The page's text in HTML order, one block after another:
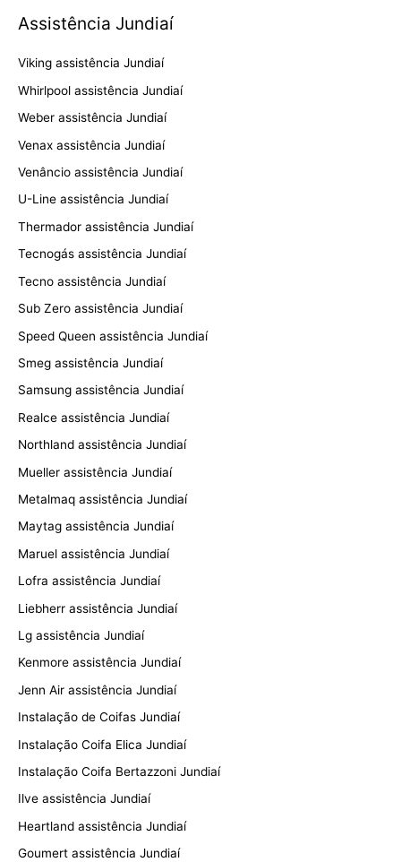
Assistência Jundiaí
Viking assistência Jundiaí
Whirlpool assistência Jundiaí
Weber assistência Jundiaí
Venax assistência Jundiaí
Venâncio assistência Jundiaí
U-Line assistência Jundiaí
Thermador assistência Jundiaí
Tecnogás assistência Jundiaí
Tecno assistência Jundiaí
Sub Zero assistência Jundiaí
Speed Queen assistência Jundiaí
Smeg assistência Jundiaí
Samsung assistência Jundiaí
Realce assistência Jundiaí
Northland assistência Jundiaí
Mueller assistência Jundiaí
Metalmaq assistência Jundiaí
Maytag assistência Jundiaí
Maruel assistência Jundiaí
Lofra assistência Jundiaí
Liebherr assistência Jundiaí
Lg assistência Jundiaí
Kenmore assistência Jundiaí
Jenn Air assistência Jundiaí
Instalação de Coifas Jundiaí
Instalação Coifa Elica Jundiaí
Instalação Coifa Bertazzoni Jundiaí
Ilve assistência Jundiaí
Heartland assistência Jundiaí
Goumert assistência Jundiaí